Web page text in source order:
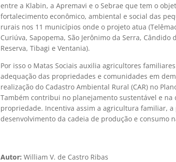
entre a Klabin, a Apremavi e o Sebrae que tem o
fortalecimento econômico, ambiental e social das
rurais nos 11 municípios onde o projeto atua
Curiúva, Sapopema, São Jerônimo da Serra, Cândido
Reserva, Tibagi e Ventania).
Por isso o Matas Sociais auxilia agricultores
adequação das propriedades e comunidades em
realização do Cadastro Ambiental Rural (CAR) no
Também contribui no planejamento sustentável e na
propriedade. Incentiva assim a agricultura familiar,
desenvolvimento da cadeia de produção e consumo
Autor: William V. de Castro Ribas